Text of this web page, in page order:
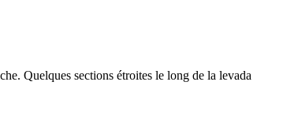
Quelques sections étroites le long de la levada